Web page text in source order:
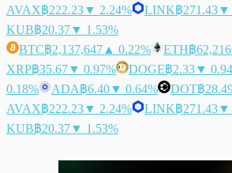
AVAX฿222.23▼ 2.24% LINK฿271.43▼
KUB฿20.37▼ 1.53%
BTC฿2,137,647 ▲ 0.22% ETH฿
XRP฿35.67▼ 0.97% DOGE฿2.33▼
0.18%
ADA฿6.40▼ 0.64% DOT฿
AVAX฿222.23▼ 2.24% LINK฿271.43▼
KUB฿20.37▼ 1.53%